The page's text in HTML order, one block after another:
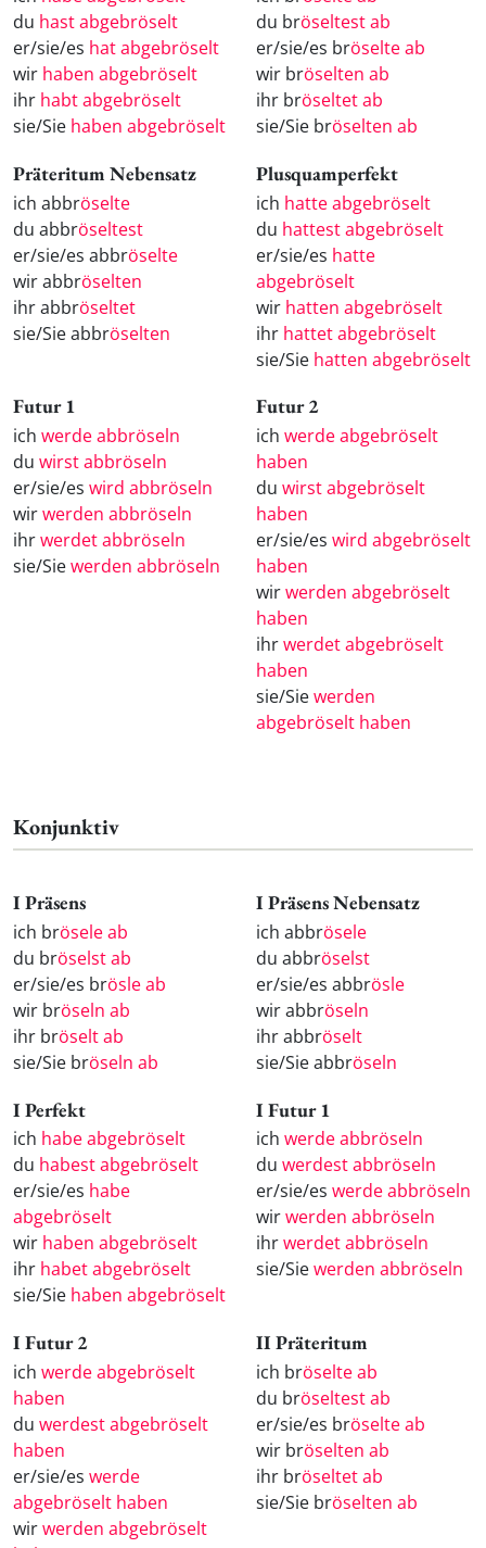
du hast abgebröselt
er/sie/es hat abgebröselt
wir haben abgebröselt
ihr habt abgebröselt
sie/Sie haben abgebröselt
du bröseltest ab
er/sie/es bröselte ab
wir bröselten ab
ihr bröseltet ab
sie/Sie bröselten ab
Präteritum Nebensatz
ich abbröselte
du abbröseltest
er/sie/es abbröselte
wir abbröselten
ihr abbröseltet
sie/Sie abbröselten
Plusquamperfekt
ich hatte abgebröselt
du hattest abgebröselt
er/sie/es hatte
abgebröselt
wir hatten abgebröselt
ihr hattet abgebröselt
sie/Sie hatten abgebröselt
Futur 1
ich werde abbröseln
du wirst abbröseln
er/sie/es wird abbröseln
wirwerden abbröseln
ihrwerdet abbröseln
sie/Siewerden abbröseln
Futur 2
ich werde abgebröselt
haben
du wirst abgebröselt
haben
er/sie/es wird abgebröselt
haben
wirwerden abgebröselt
haben
ihrwerdet abgebröselt
haben
sie/Siewerden
abgebröselt haben
Konjunktiv
I Präsens
ich brösele ab
du bröselst ab
er/sie/es brösle ab
wir bröseln ab
ihr bröselt ab
sie/Sie bröseln ab
I Präsens Nebensatz
ich abbrösele
du abbröselst
er/sie/es abbrösle
wir abbröseln
ihr abbröselt
sie/Sie abbröseln
I Perfekt
ich habe abgebröselt
du habest abgebröselt
er/sie/es habe
abgebröselt
wir haben abgebröselt
ihr habet abgebröselt
sie/Sie haben abgebröselt
I Futur 1
ich werde abbröseln
du werdest abbröseln
er/sie/es werde abbröseln
wirwerden abbröseln
ihrwerdet abbröseln
sie/Siewerden abbröseln
I Futur 2
ich werde abgebröselt
haben
du werdest abgebröselt
haben
er/sie/es werde
abgebröselt haben
wirwerden abgebröselt
II Präteritum
ich bröselte ab
du bröseltest ab
er/sie/es bröselte ab
wir bröselten ab
ihr bröseltet ab
sie/Sie bröselten ab